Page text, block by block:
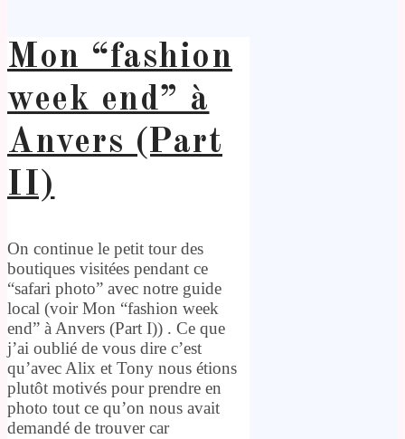
Mon “fashion
week end” à
Anvers (Part
II)
On continue le petit tour des
boutiques visitées pendant ce
“safari photo” avec notre guide
local (voir Mon “fashion week
end” à Anvers (Part I)) . Ce que
j’ai oublié de vous dire c’est
qu’avec Alix et Tony nous étions
plutôt motivés pour prendre en
photo tout ce qu’on nous avait
demandé de trouver car